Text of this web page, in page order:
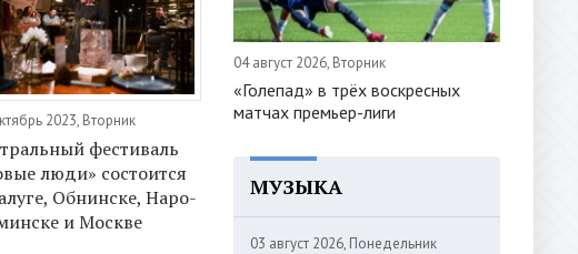
2023, Вторник
фестиваль
люди» состоится
Обнинске, Наро-
и Москве
04 август 2026, Вторник
«Голепад» в трёх воскресных
матчах премьер-лиги
МУЗЫКА
03 август 2026, Понедельник